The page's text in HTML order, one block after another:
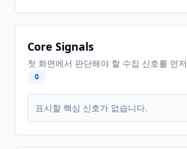
Core Signals
첫 화면에서 판단해야 할 수집 신호를 먼
0
표시할 핵심 신호가 없습니다.